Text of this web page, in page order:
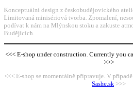
Konceptuální design z českobudějovického
Limitovaná minisériová tvorba. Zpomalení,
podívat k nám na Mlýnskou stoku a zakuste
Budějicích.
<<< E-shop under construction. Currently you
>>>
<<< E-shop se momentálně připravuje. V
Sashe.sk >>>